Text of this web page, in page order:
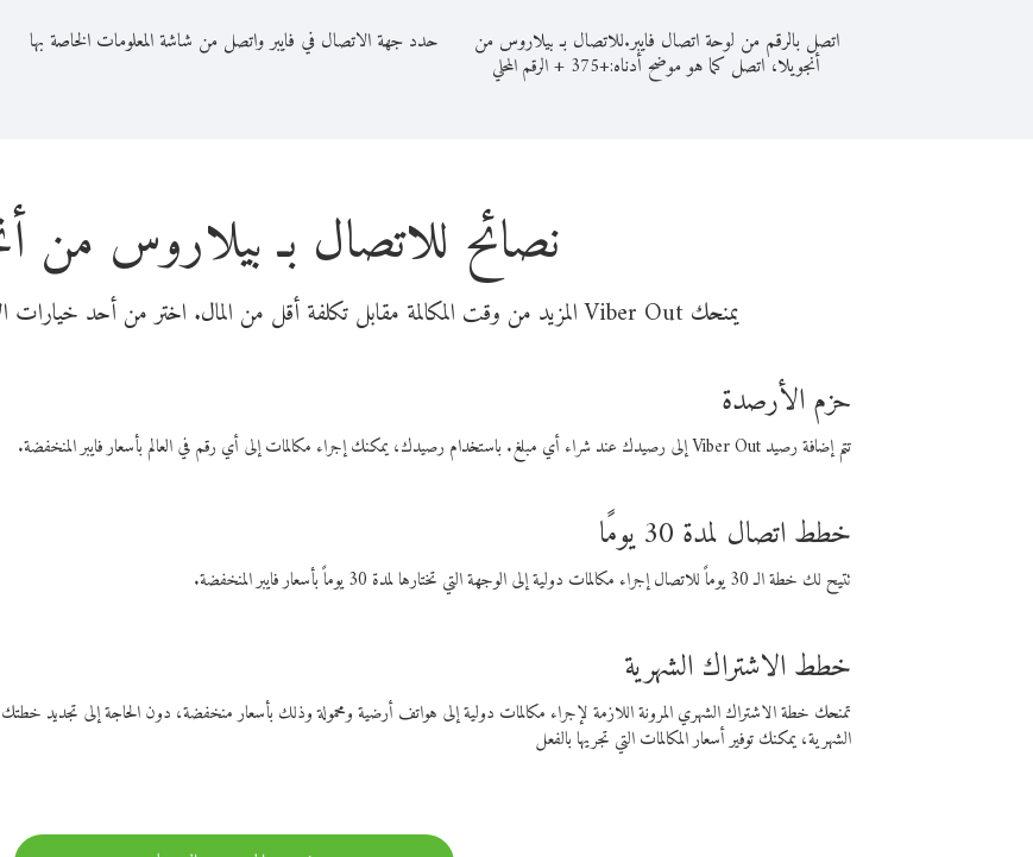
اتصل بالرقم من لوحة اتصال فايبر.للاتصال بـ بيلاروس من
أنجويلا، اتصل كما هو موضح أدناه:+
375
+الرقم المحلي
حدد جهة الاتصال في فايبر واتصل من شاشة المعلومات الخاصة بها
نصائح للاتصال بـ بيلاروس من
يمنحك Viber Out المزيد من وقت المكالمة مقابل تكلفة أقل من المال. اختر من أحد خيارات الاتصال المرنة ذات السعر المنخفض:
حزم الأرصدة
تتم إضافة رصيد Viber Out إلى رصيدك عند شراء أي مبلغ. باستخدام رصيدك، يمكنك إجراء مكالمات إلى أي رقم في العالم بأسعار فايبر المنخفضة.
خطط اتصال لمدة 30 يومًا
تتيح لك خطة الـ 30 يوماً للاتصال إجراء مكالمات دولية إلى الوجهة التي تختارها لمدة 30 يوماً بأسعار فايبر المنخفضة.
خطط الاشتراك الشهرية
تمنحك خطة الاشتراك الشهري المرونة اللازمة لإجراء مكالمات دولية إلى هواتف أرضية ومحمولة وذلك بأسعار منخفضة، دون الحاجة إلى
الشهرية، يمكنك توفير أسعار المكالمات التي تجريها بالفعل